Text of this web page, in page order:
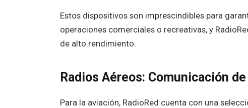
Estos dispositivos son imprescindibles para
operaciones comerciales o recreativas, y
de alto rendimiento.
Radios Aéreos: Comunicación
Para la aviación, RadioRed cuenta con una